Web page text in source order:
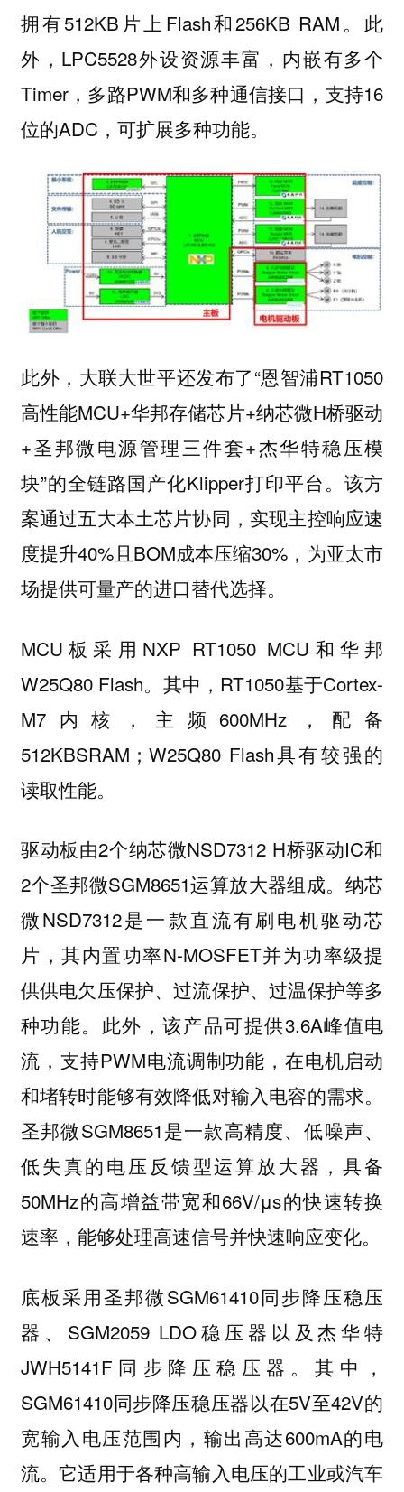
拥有512KB片上Flash和256KB RAM。此
外，LPC5528外设资源丰富，内嵌有多个
Timer，多路PWM和多种通信接口，支持16
位的ADC，可扩展多种功能。
此外，大联大世平还发布了“恩智浦RT1050
高性能MCU+华邦存储芯片+纳芯微H桥驱动
+圣邦微电源管理三件套+杰华特稳压模
块”的全链路国产化Klipper打印平台。该方
案通过五大本土芯片协同，实现主控响应速
度提升40%且BOM成本压缩30%，为亚太市
场提供可量产的进口替代选择。
MCU板采用NXP RT1050 MCU和华邦
W25Q80 Flash。其中，RT1050基于Cortex-
M7内核，主频600MHz，配备
512KBSRAM；W25Q80 Flash具有较强的
读取性能。
驱动板由2个纳芯微NSD7312 H桥驱动IC和
2个圣邦微SGM8651运算放大器组成。纳芯
微NSD7312是一款直流有刷电机驱动芯
片，其内置功率N-MOSFET并为功率级提
供供电欠压保护、过流保护、过温保护等多
种功能。此外，该产品可提供3.6A峰值电
流，支持PWM电流调制功能，在电机启动
和堵转时能够有效降低对输入电容的需求。
圣邦微SGM8651是一款高精度、低噪声、
低失真的电压反馈型运算放大器，具备
50MHz的高增益带宽和66V/μs的快速转换
速率，能够处理高速信号并快速响应变化。
底板采用圣邦微SGM61410同步降压稳压
器、SGM2059 LDO稳压器以及杰华特
JWH5141F同步降压稳压器。其中，
SGM61410同步降压稳压器以在5V至42V的
宽输入电压范围内，输出高达600mA的电
流。它适用于各种高输入电压的工业或汽车